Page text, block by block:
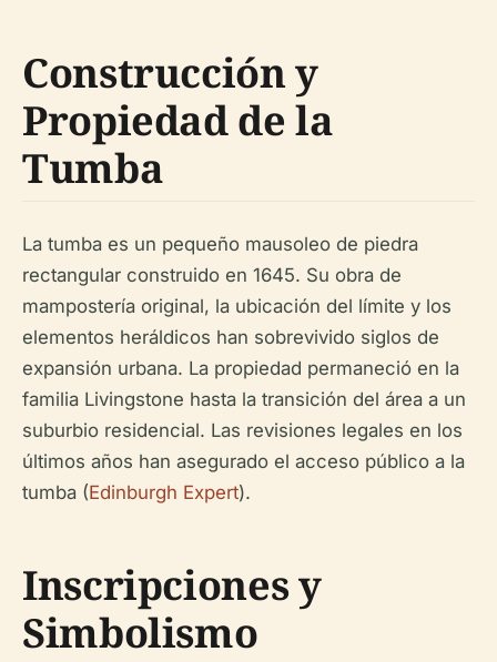
Construcción y
Propiedad de la
Tumba
La tumba es un pequeño mausoleo de piedra
rectangular construido en 1645. Su obra de
mampostería original, la ubicación del límite y los
elementos heráldicos han sobrevivido siglos de
expansión urbana. La propiedad permaneció en la
familia Livingstone hasta la transición del área a un
suburbio residencial. Las revisiones legales en los
últimos años han asegurado el acceso público a la
tumba (Edinburgh Expert).
Inscripciones y
Simbolismo